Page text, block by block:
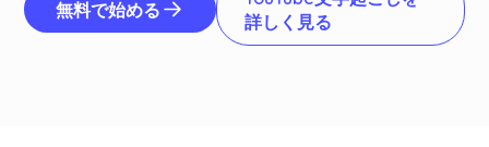
無料で始める
詳しく見る